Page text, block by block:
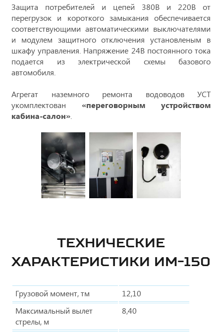
Защита потребителей и цепей 380В и 220В от
перегрузок и короткого замыкания обеспечивается
соответствующими автоматическими выключателями
и модулем защитного отключения установленым в
шкафу управления. Напряжение 24В постоянного тока
подается из электрической схемы базового
автомобиля.
Агрегат наземного ремонта водоводов УСТ
укомплектован «переговорным устройством
кабина-салон»
ТЕХНИЧЕСКИЕ
ХАРАКТЕРИСТИКИ ИМ-150
Грузовой момент, тм
12,10
Максимальный вылет
стрелы, м
8,40